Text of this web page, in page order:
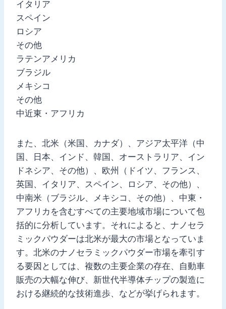
イタリア
スペイン
ロシア
その他
ラテンアメリカ
ブラジル
メキシコ
その他
中近東・アフリカ
また、北米（米国、カナダ）、アジア太平洋（中
国、日本、インド、韓国、オーストラリア、イン
ドネシア、その他）、欧州（ドイツ、フランス、
英国、イタリア、スペイン、ロシア、その他）、
中南米（ブラジル、メキシコ、その他）、中東・
アフリカを含むすべての主要地域市場について包
括的に分析しています。それによると、ナノセラ
ミックパウダーは北米が最大の市場となっていま
す。北米のナノセラミックパウダー市場を牽引す
る要因としては、複数の主要企業の存在、自動車
販売の大幅な伸び、新世代半導体チップの製造に
おける継続的な技術進歩、などが挙げられます。